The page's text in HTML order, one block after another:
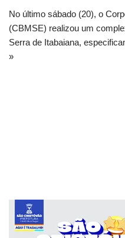
No último sábado (20), o
(CBMSE) realizou um
Serra de Itabaiana,
»